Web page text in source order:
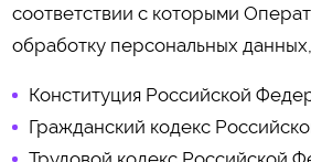
соответствии с которыми
обработку персональных
Конституция Российской
Гражданский кодекс